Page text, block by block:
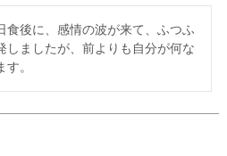
食後に、感情の波が来て、ふつふ
しましたが、前よりも自分が何な
。